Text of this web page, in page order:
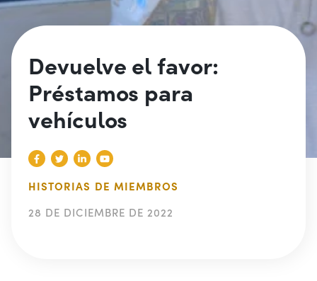
Devuelve el favor:
Préstamos para
vehículos
HISTORIAS DE MIEMBROS
28 DE DICIEMBRE DE 2022